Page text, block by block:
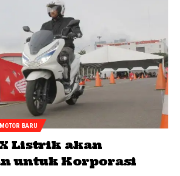
MOTOR BARU
Listrik akan
untuk Korporasi